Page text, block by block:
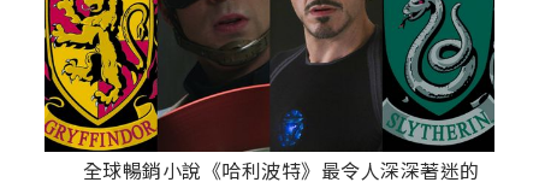
全球暢銷小說《哈利波特》最令人深深著迷的